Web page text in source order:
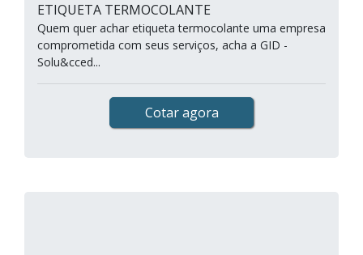
ETIQUETA TERMOCOLANTE
Quem quer achar etiqueta termocolante uma empresa
comprometida com seus serviços, acha a GID -
Solu&cced...
Cotar agora